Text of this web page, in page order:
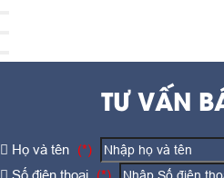
TƯ VẤN
Họ và tên (*)
Số điện thoại (*)